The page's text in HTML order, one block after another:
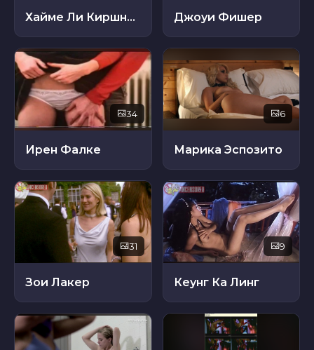
Хайме Ли Киршнер Джоуи Фишер
34
Ирен Фалке
6
Марика Эспозито
31
Зои Лакер
9
Кеунг Ка Линг